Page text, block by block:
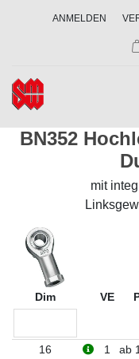
ANMELDEN
BN352
mit
Dim VE
16 1
ab